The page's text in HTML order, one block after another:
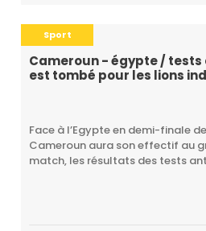
Sport
Cameroun - égypte / tests
est tombé pour les lions
Face à l’Egypte en demi-finale
Cameroun aura son effectif au
match, les résultats des tests